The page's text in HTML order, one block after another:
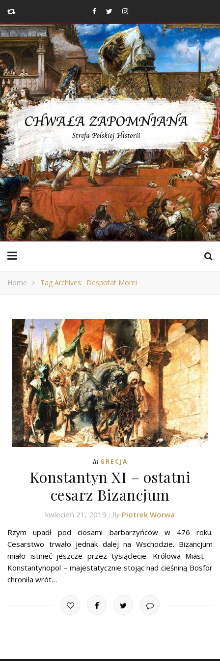
Home Tag Archives: Despotat Morei
In GRECJA
Konstantyn XI – ostatni
cesarz Bizancjum
kwiecień 21, 2019 By Piotrek Worwa
Rzym upadł pod ciosami barbarzyńców w 476 roku.
Cesarstwo trwało jednak dalej na Wschodzie. Bizancjum
miało istnieć jeszcze przez tysiąclecie. Królowa Miast –
Konstantynopol – majestatycznie stojąc nad cieśniną Bosfor
chroniła wrót…